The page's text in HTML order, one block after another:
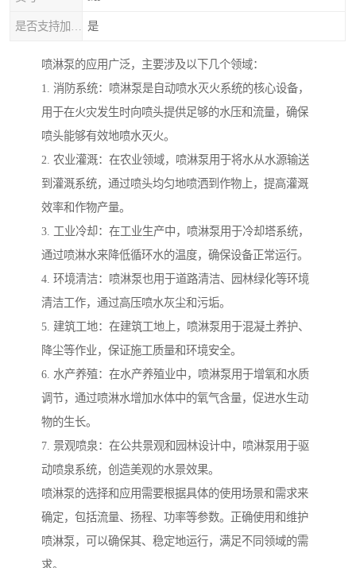
是
喷淋泵的应用广泛，主要涉及以下几个领域：
1. 消防系统：喷淋泵是自动喷水灭火系统的核心设备，
用于在火灾发生时向喷头提供足够的水压和流量，确保
喷头能够有效地喷水灭火。
2. 农业灌溉：在农业领域，喷淋泵用于将水从水源输送
到灌溉系统，通过喷头均匀地喷洒到作物上，提高灌溉
效率和作物产量。
3. 工业冷却：在工业生产中，喷淋泵用于冷却塔系统，
通过喷淋水来降低循环水的温度，确保设备正常运行。
4. 环境清洁：喷淋泵也用于道路清洁、园林绿化等环境
清洁工作，通过高压喷水灰尘和污垢。
5. 建筑工地：在建筑工地上，喷淋泵用于混凝土养护、
降尘等作业，保证施工质量和环境安全。
6. 水产养殖：在水产养殖业中，喷淋泵用于增氧和水质
调节，通过喷淋水增加水体中的氧气含量，促进水生动
物的生长。
7. 景观喷泉：在公共景观和园林设计中，喷淋泵用于驱
动喷泉系统，创造美观的水景效果。
喷淋泵的选择和应用需要根据具体的使用场景和需求来
确定，包括流量、扬程、功率等参数。正确使用和维护
喷淋泵，可以确保其、稳定地运行，满足不同领域的需
求。